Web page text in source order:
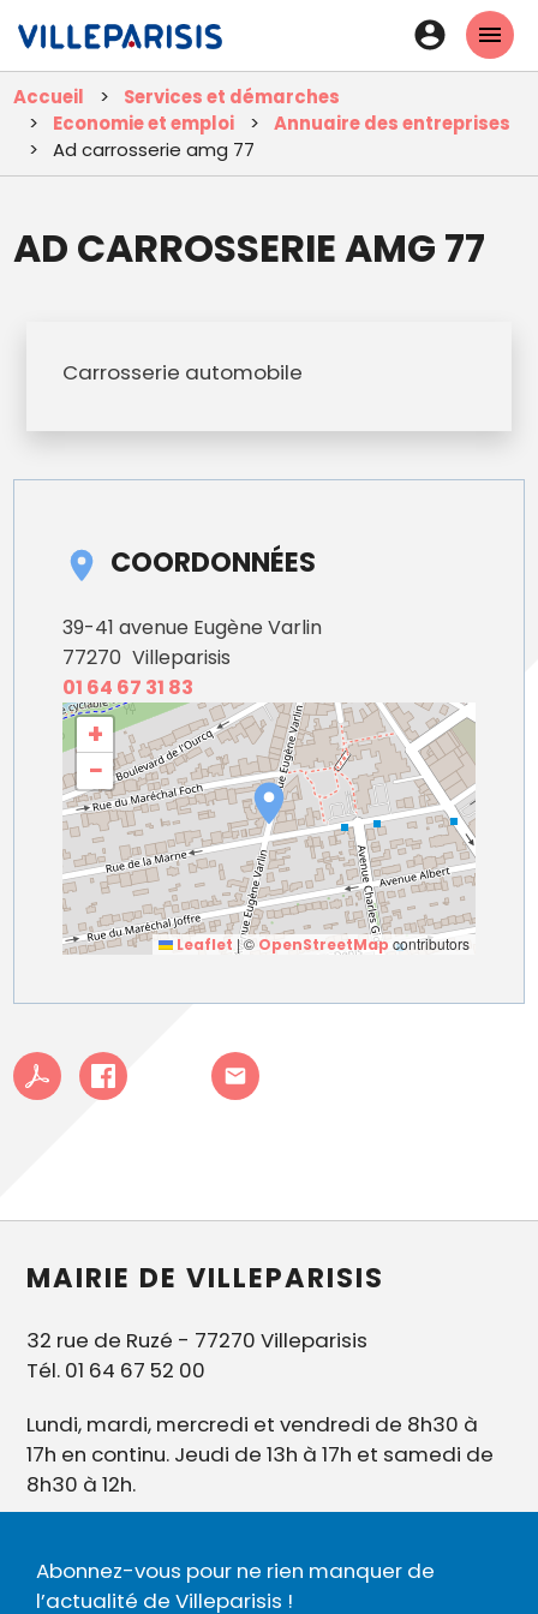
contenu
principal
En-
tête
-
Accueil
Services et démarches
Economie et emploi
Annuaire des entreprises
Ad carrosserie amg 77
AD CARROSSERIE AMG 77
Carrosserie automobile
COORDONNÉES
39-41 avenue Eugène Varlin
77270 Villeparisis
01 64 67 31 83
+
−
Leaflet |© OpenStreetMap contributors
MAIRIE DE VILLEPARISIS
32 rue de Ruzé - 77270 Villeparisis
Tél. 01 64 67 52 00
Lundi, mardi, mercredi et vendredi de 8h30 à
17h en continu. Jeudi de 13h à 17h et samedi de
8h30 à 12h.
Abonnez-vous pour ne rien manquer de
l’actualité de Villeparisis !